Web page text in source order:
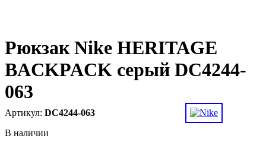
Рюкзак Nike HERITAGE
BACKPACK серый DC4244-
063
DC4244-063
В наличии